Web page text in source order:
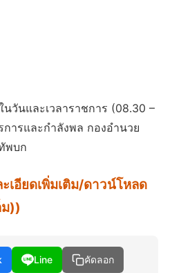
วันและเวลาราชการ (08.30 –
ารและกำลังพล กองอำนวย
พบก
เอียดเพิ่มเติม/ดาวน์โหลด
ม))
Line คัดลอก